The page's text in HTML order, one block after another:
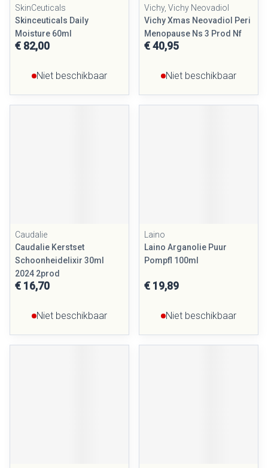
SkinCeuticals
Skinceuticals Daily
Moisture 60ml
€ 82,00
Niet beschikbaar
Vichy, Vichy Neovadiol
Vichy Xmas Neovadiol Peri
Menopause Ns 3 Prod Nf
€ 40,95
Niet beschikbaar
Caudalie
Caudalie Kerstset
Schoonheidelixir 30ml
2024 2prod
€ 16,70
Niet beschikbaar
Laino
Laino Arganolie Puur
Pompfl 100ml
€ 19,89
Niet beschikbaar